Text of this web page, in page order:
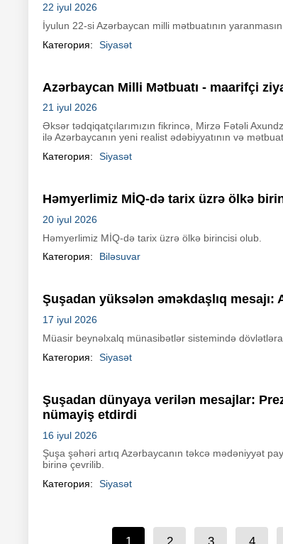
22 iyul 2026
İyulun 22-si Azərbaycan milli mətbuatının
Категория:
Siyasət
Azərbaycan Milli Mətbuatı - maarifçi
21 iyul 2026
Əksər tədqiqatçılarımızın fikrincə, Mirzə Fətəli
ilə Azərbaycanın yeni realist ədəbiyyatının və
Категория:
Siyasət
Həmyerlimiz MİQ-də tarix üzrə ölkə
20 iyul 2026
Həmyerlimiz MİQ-də tarix üzrə ölkə birincisi olub.
Категория:
Biləsuvar
Şuşadan yüksələn əməkdaşlıq
17 iyul 2026
Müasir beynəlxalq münasibətlər sistemində
Категория:
Siyasət
Şuşadan dünyaya verilən mesajlar:
nümayiş etdirdi
16 iyul 2026
Şuşa şəhəri artıq Azərbaycanın təkcə mədəniyyət
birinə çevrilib.
Категория:
Siyasət
1 2 3 4